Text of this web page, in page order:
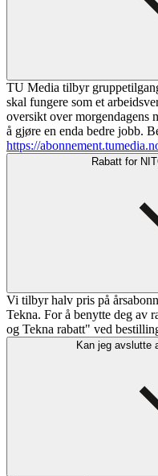
TU Media tilbyr
skal fungere som et
oversikt over morgendagens
å gjøre en enda bedre jobb.
https://
Rabatt for
Vi tilbyr halv pris på
Tekna. For å benytte deg av
og Tekna rabatt" ved
Kan jeg avslutte